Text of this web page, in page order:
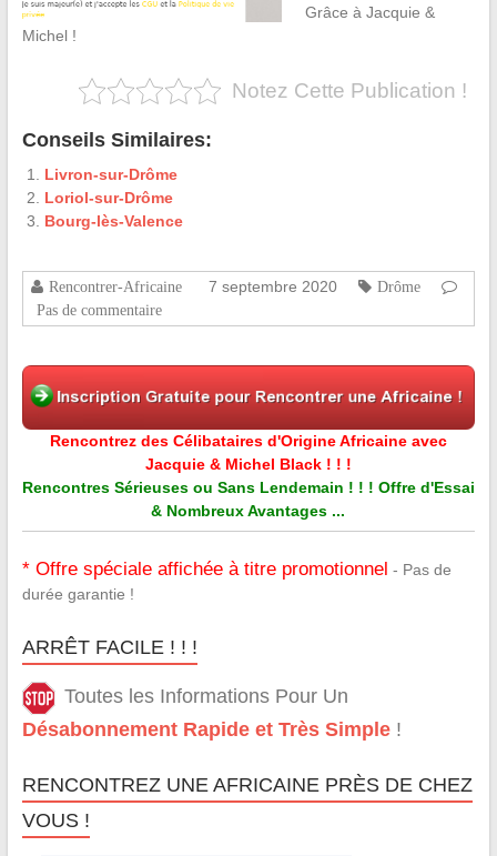
Grâce à Jacquie &
Michel !
Notez Cette Publication !
Conseils Similaires:
Livron-sur-Drôme
Loriol-sur-Drôme
Bourg-lès-Valence
Rencontrer-Africaine 7 septembre 2020
Drôme
Pas de commentaire
Rencontrez des Célibataires d'Origine Africaine avec
Jacquie & Michel Black ! ! !
Rencontres Sérieuses ou Sans Lendemain ! ! ! Offre d'Essai
& Nombreux Avantages ...
* Offre spéciale affichée à titre promotionnel - Pas de
durée garantie !
ARRÊT FACILE ! ! !
Toutes les Informations Pour Un
Désabonnement Rapide et Très Simple!
RENCONTREZ UNE AFRICAINE PRÈS DE CHEZ
VOUS !